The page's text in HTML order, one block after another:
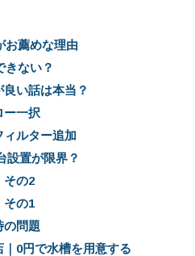
お薦めな理由
きない？
い話は本当？
ー一択
ルター追加
設置が限界？
その2
その1
の問題
0円で水槽を用意する